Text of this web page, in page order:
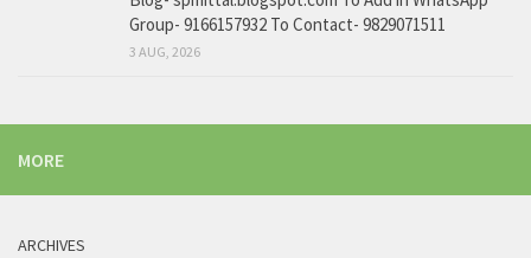
Group- 9166157932 To Contact- 9829071511
3 AUG, 2026
MORE
ARCHIVES